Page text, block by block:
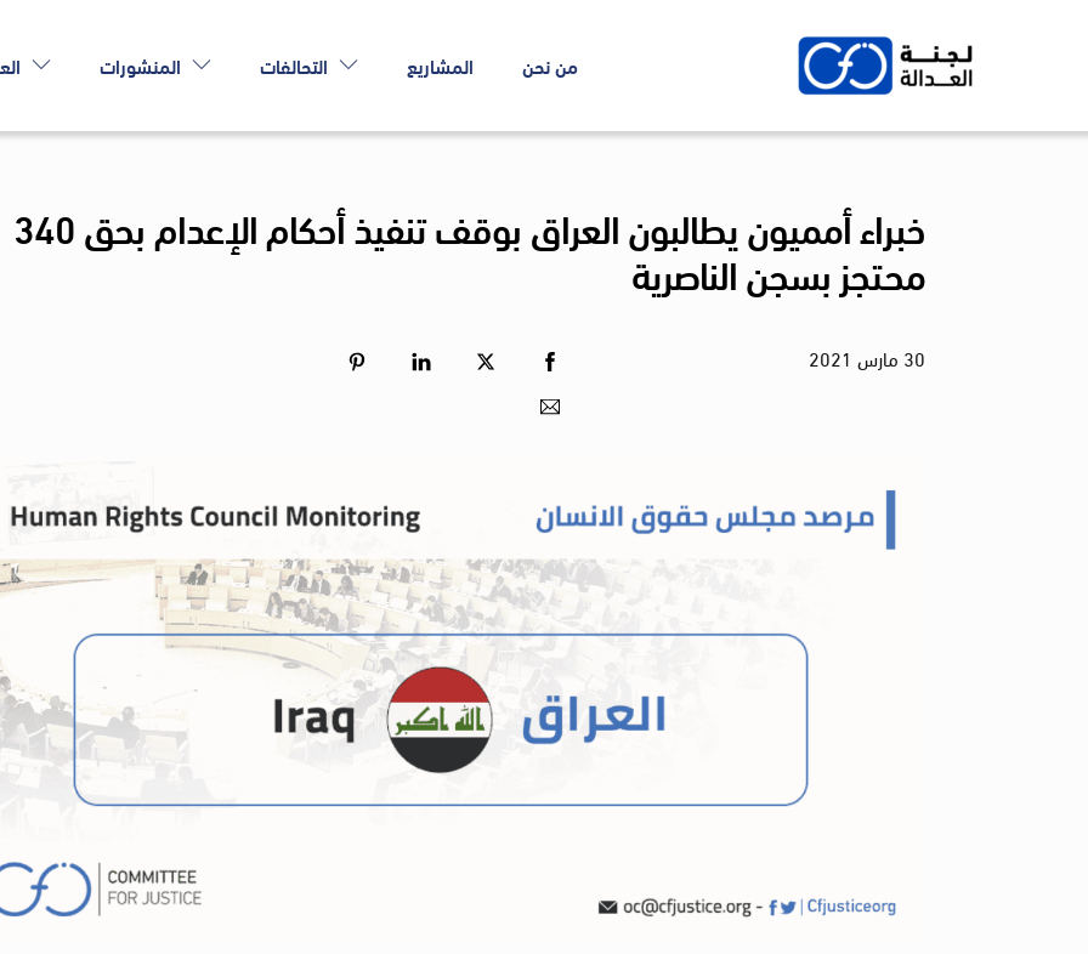
من نحن المشاريع التحالفات المنشورات
خبراء أمميون يطالبون العراق بوقف تنفيذ أحكام الإعدام بحق 340
محتجز بسجن الناصرية
30 مارس 2021